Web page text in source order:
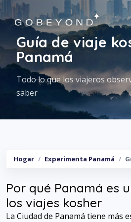
Guía de viaje
Panamá
Todo lo que los viajeros
saber
Hogar Experimenta Panamá
Por qué Panamá es
los viajes kosher
La Ciudad de Panamá tiene más